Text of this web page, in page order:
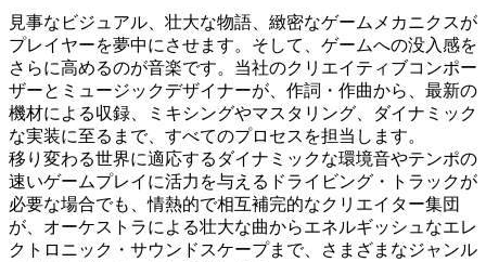
見事なビジュアル、壮大な物語、緻密なゲームメカニクスが
プレイヤーを夢中にさせます。そして、ゲームへの没入感を
さらに高めるのが音楽です。当社のクリエイティブコンポー
ザーとミュージックデザイナーが、作詞・作曲から、最新の
機材による収録、ミキシングやマスタリング、ダイナミック
な実装に至るまで、すべてのプロセスを担当します。
移り変わる世界に適応するダイナミックな環境音やテンポの
速いゲームプレイに活力を与えるドライビング・トラックが
必要な場合でも、情熱的で相互補完的なクリエイター集団
が、オーケストラによる壮大な曲からエネルギッシュなエレ
クトロニック・サウンドスケープまで、さまざまなジャンル